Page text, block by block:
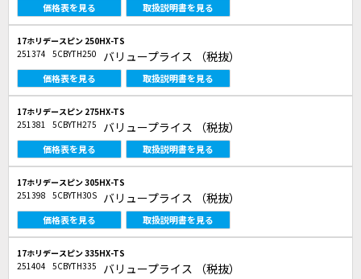
価格表を見る 取扱説明書を見る
17ホリデースピン 250HX-TS
251374 5CBYTH250 バリュープライス （税抜）
価格表を見る 取扱説明書を見る
17ホリデースピン 275HX-TS
251381 5CBYTH275 バリュープライス （税抜）
価格表を見る 取扱説明書を見る
17ホリデースピン 305HX-TS
251398 5CBYTH30S バリュープライス （税抜）
価格表を見る 取扱説明書を見る
17ホリデースピン 335HX-TS
251404 5CBYTH335 バリュープライス （税抜）